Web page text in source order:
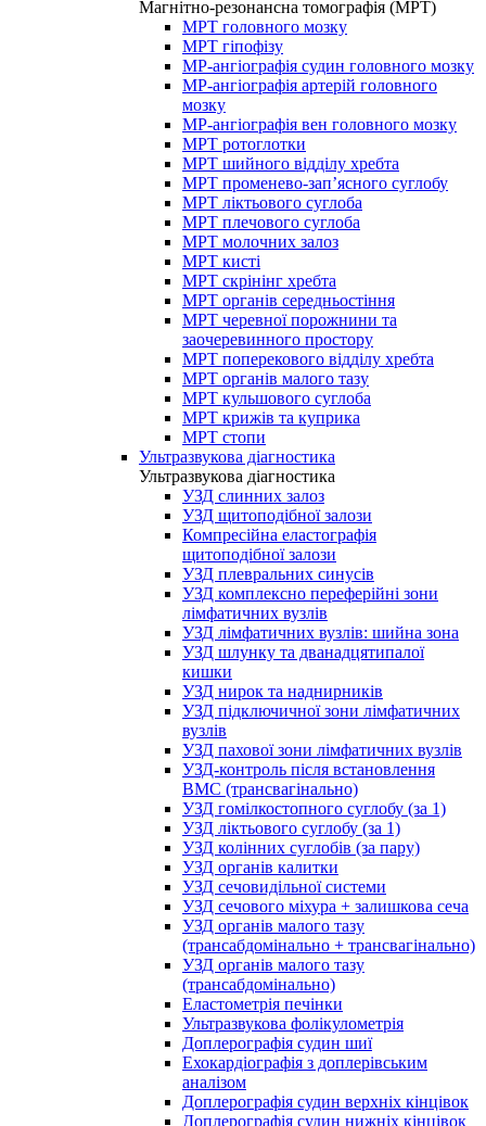
Магнітно-резонансна томографія (МРТ)
МРТ головного мозку
МРТ гіпофізу
МР-ангіографія судин головного мозку
МР-ангіографія артерій головного
мозку
МР-ангіографія вен головного мозку
МРТ ротоглотки
МРТ шийного відділу хребта
МРТ променево-зап’ясного суглобу
МРТ ліктьового суглоба
МРТ плечового суглоба
МРТ молочних залоз
МРТ кисті
МРТ скрінінг хребта
МРТ органів середньостіння
МРТ черевної порожнини та
заочеревинного простору
МРТ поперекового відділу хребта
МРТ органів малого тазу
МРТ кульшового суглоба
МРТ крижів та куприка
МРТ стопи
Ультразвукова діагностика
Ультразвукова діагностика
УЗД слинних залоз
УЗД щитоподібної залози
Компресійна еластографія
щитоподібної залози
УЗД плевральних синусів
УЗД комплексно переферійні зони
лімфатичних вузлів
УЗД лімфатичних вузлів: шийна зона
УЗД шлунку та дванадцятипалої
кишки
УЗД нирок та наднирників
УЗД підключичної зони лімфатичних
вузлів
УЗД пахової зони лімфатичних вузлів
УЗД-контроль після встановлення
ВМС (трансвагінально)
УЗД гомілкостопного суглобу (за 1)
УЗД ліктьового суглобу (за 1)
УЗД колінних суглобів (за пару)
УЗД органів калитки
УЗД сечовидільної системи
УЗД сечового міхура + залишкова сеча
УЗД органів малого тазу
(трансабдомінально + трансвагінально)
УЗД органів малого тазу
(трансабдомінально)
Еластометрія печінки
Ультразвукова фолікулометрія
Доплерографія судин шиї
Ехокардіографія з доплерівським
аналізом
Доплерографія судин верхніх кінцівок
Доплерографія судин нижніх кінцівок